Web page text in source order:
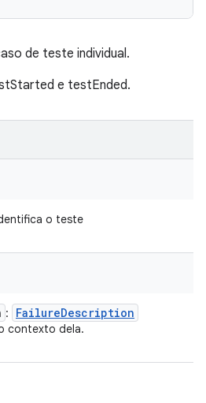
de teste individual.
e testEnded.
o teste
: FailureDescription
contexto dela.